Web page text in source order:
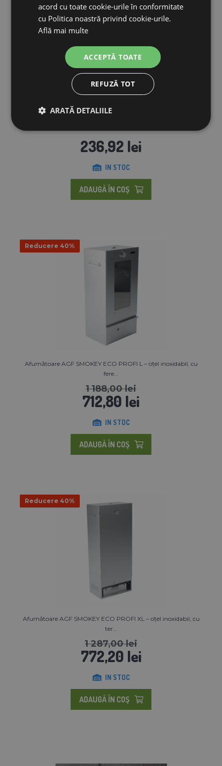
2000 de capse
236,92 lei
IN STOC
ADAUGĂ ÎN COŞ
Reducere 40%
Afumătoare AGF SMOKEY ECO PROFI L – oțel inoxidabil, cu
fere...
1 188,00 lei
712,80 lei
IN STOC
ADAUGĂ ÎN COŞ
Reducere 40%
Afumătoare AGF SMOKEY ECO PROFI XL – oțel inoxidabil, cu
ter...
1 287,00 lei
772,20 lei
IN STOC
ADAUGĂ ÎN COŞ
acord cu toate cookie-urile în conformitate
cu Politica noastră privind cookie-urile.
Află mai multe
ACCEPTĂ TOATE
REFUZĂ TOT
ARATĂ DETALIILE